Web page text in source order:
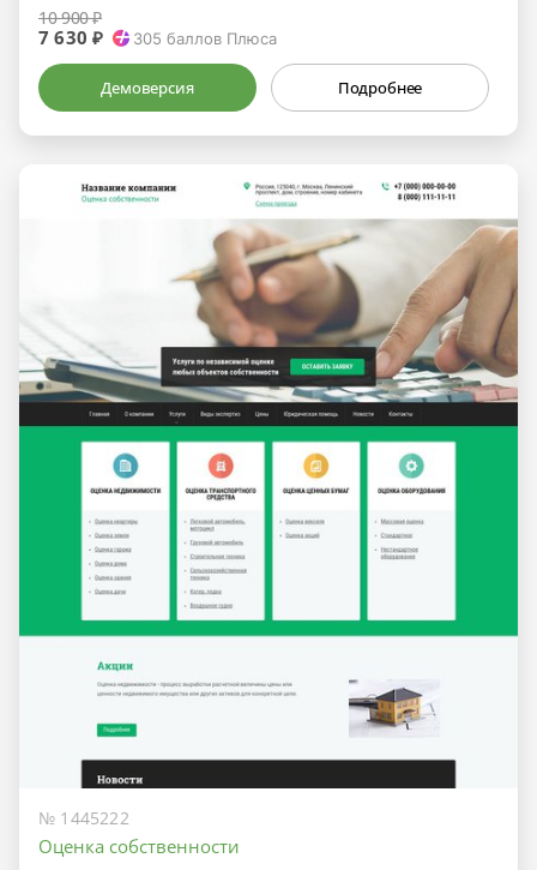
10 900 ₽
7 630 ₽ 305 баллов Плюса
Демоверсия Подробнее
№ 1445222
Оценка собственности